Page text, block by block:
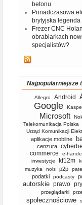
betonu
Ponadczasowa
brytyjska
Frezer CNC
obrabiarkach
specjalistów?
Najpopularniejsze
Allegro Android
Google
Microsoft
Telekomunikacja Polska
Urząd Komunikacji
aplikacje mobilne
cenzura
commerce
e-
inwestycje kf12m
muzyka nols p2p
podatki podcasty
autorskie prawo
przeglądarki
społecznościowe